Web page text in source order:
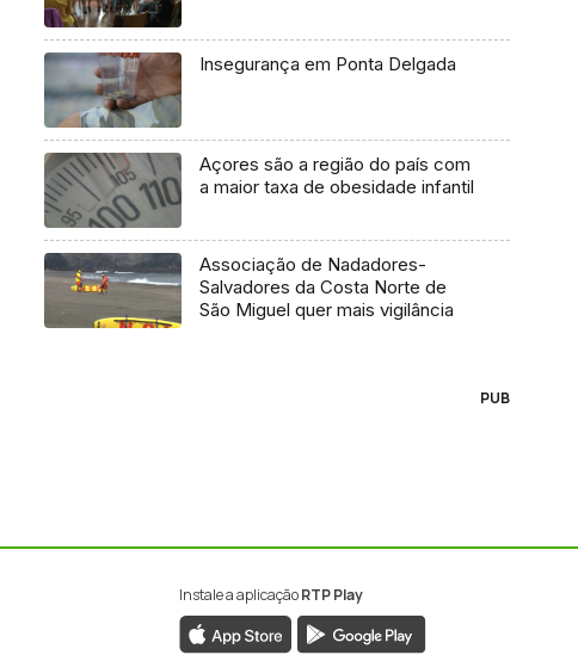
Insegurança em Ponta Delgada
Açores são a região do país com
a maior taxa de obesidade infantil
Associação de Nadadores-
Salvadores da Costa Norte de
São Miguel quer mais vigilância
PUB
Instale a aplicaçãoRTP Play